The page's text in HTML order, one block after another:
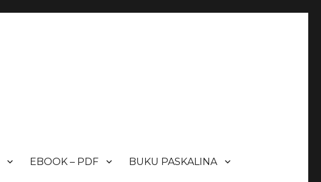
EBOOK – PDF BUKU PASKALINA